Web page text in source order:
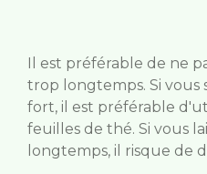
Il est préférable de ne
trop longtemps. Si
fort, il est préférable
feuilles de thé. Si vous
longtemps, il risque de